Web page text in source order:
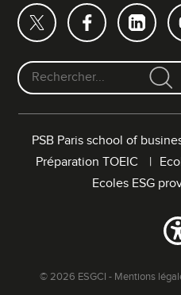
F
PSB Paris school of
Préparation TOEIC
Ecoles ESG
© 2026 ESGCI - Mentions